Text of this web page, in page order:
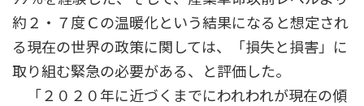
約２・７度Ｃの温暖化という結果になると想定され
る現在の世界の政策に関しては、「損失と損害」に
取り組む緊急の必要がある、と評価した。
「２０２０年に近づくまでにわれわれが現在の傾